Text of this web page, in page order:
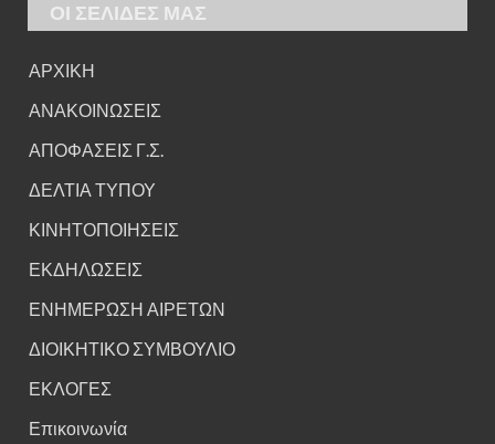
ΟΙ ΣΕΛΙΔΕΣ ΜΑΣ
ΑΡΧΙΚΗ
ΑΝΑΚΟΙΝΩΣΕΙΣ
ΑΠΟΦΑΣΕΙΣ Γ.Σ.
ΔΕΛΤΙΑ ΤΥΠΟΥ
ΚΙΝΗΤΟΠΟΙΗΣΕΙΣ
ΕΚΔΗΛΩΣΕΙΣ
ΕΝΗΜΕΡΩΣΗ ΑΙΡΕΤΩΝ
ΔΙΟΙΚΗΤΙΚΟ ΣΥΜΒΟΥΛΙΟ
ΕΚΛΟΓΕΣ
Επικοινωνία